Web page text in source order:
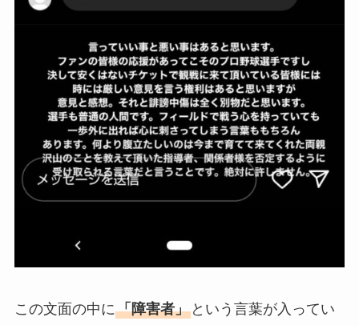
この文面の中に「障害者」という言葉が入ってい